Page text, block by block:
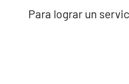
Para lograr un